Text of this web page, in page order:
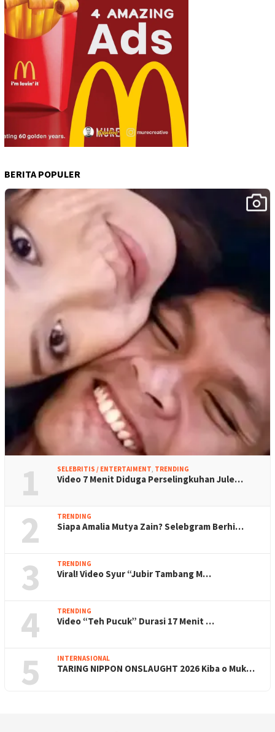
BERITA POPULER
1 SELEBRITIS / ENTERTAIMENT, TRENDING
Video 7 Menit Diduga Perselingkuhan Jule…
2 TRENDING
Siapa Amalia Mutya Zain? Selebgram Berhi…
3 TRENDING
Viral! Video Syur “Jubir Tambang M…
4 TRENDING
Video “Teh Pucuk” Durasi 17 Menit …
5 INTERNASIONAL
TARING NIPPON ONSLAUGHT 2026 Kiba o Muk…